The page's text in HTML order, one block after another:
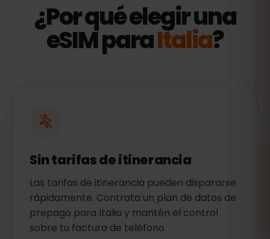
¿Por qué elegir una
eSIM paraItalia?
Sin tarifas de itinerancia
Las tarifas de itinerancia pueden dispararse
rápidamente. Contrata un plan de datos de
prepago para Italia y mantén el control
sobre tu factura de teléfono.